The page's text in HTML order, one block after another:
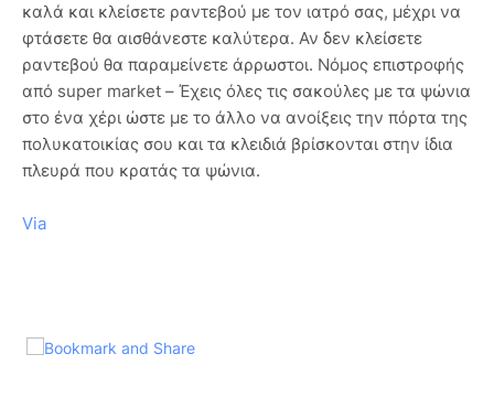
καλά και κλείσετε ραντεβού με τον ιατρό σας, μέχρι να
φτάσετε θα αισθάνεστε καλύτερα. Αν δεν κλείσετε
ραντεβού θα παραμείνετε άρρωστοι. Νόμος επιστροφής
από super market – Έχεις όλες τις σακούλες με τα ψώνια
στο ένα χέρι ώστε με το άλλο να ανοίξεις την πόρτα της
πολυκατοικίας σου και τα κλειδιά βρίσκονται στην ίδια
πλευρά που κρατάς τα ψώνια.
Via